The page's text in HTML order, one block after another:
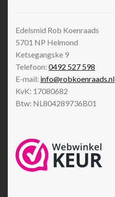
Edelsmid Rob Koenraads
5701 NP Helmond
Ketsegangske 9
Telefoon: 0492 527 598
E-mail: info@robkoenraads.nl
KvK: 17080682
Btw: NL804289736B01